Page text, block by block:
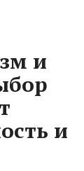
и
и